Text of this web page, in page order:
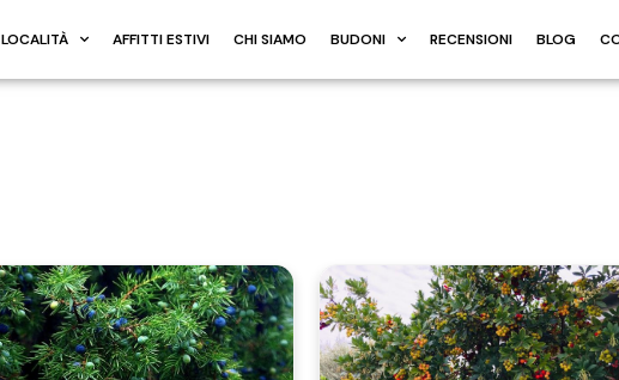
LOCALITÀ AFFITTI ESTIVI CHI SIAMO BUDONI RECENSIONI BLOG